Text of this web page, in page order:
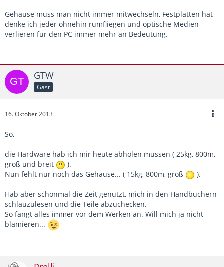
Gehäuse muss man nicht immer mitwechseln, Festplatten hat
denke ich jeder ohnehin rumfliegen und optische Medien
verlieren für den PC immer mehr an Bedeutung.
GTW
Gast
16. Oktober 2013
So,
die Hardware hab ich mir heute abholen müssen ( 25kg, 800m,
groß und breit
).
Nun fehlt nur noch das Gehäuse... ( 15kg, 800m, groß
).
Hab aber schonmal die Zeit genutzt, mich in den Handbüchern
schlauzulesen und die Teile abzuchecken.
So fängt alles immer vor dem Werken an. Will mich ja nicht
blamieren...